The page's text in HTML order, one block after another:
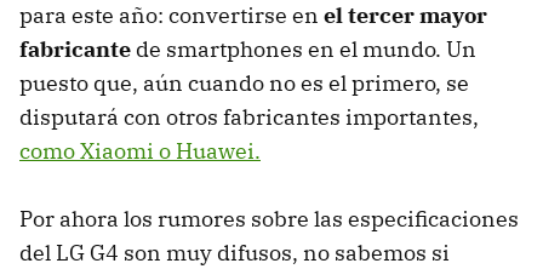
para este año: convertirse en el tercer mayor
fabricante de smartphones en el mundo. Un
puesto que, aún cuando no es el primero, se
disputará con otros fabricantes importantes,
como Xiaomi o Huawei.
Por ahora los rumores sobre las especificaciones
del LG G4 son muy difusos, no sabemos si